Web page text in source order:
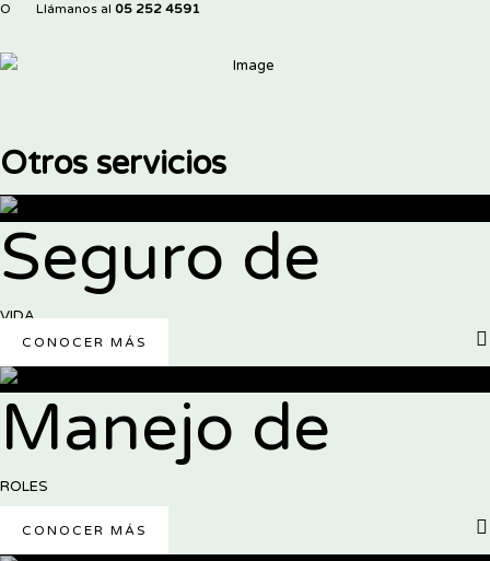
O Llámanos al 05 252 4591
Otros servicios
Seguro de
VIDA
CONOCER MÁS
Manejo de
ROLES
CONOCER MÁS